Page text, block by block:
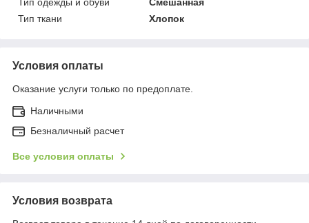
Тип ткани
Хлопок
Условия оплаты
Оказание услуги только по предоплате.
Наличными
Безналичный расчет
Все условия оплаты
Условия возврата